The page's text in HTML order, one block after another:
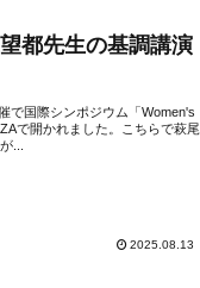
都先生の基調講演
で国際シンポジウム「Women's
で開かれました。こちらで萩尾
...
2025.08.13